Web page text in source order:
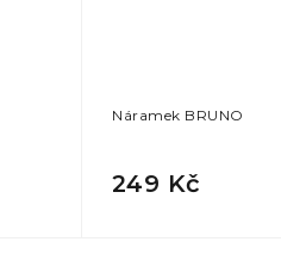
Náramek BRUNO
249 Kč